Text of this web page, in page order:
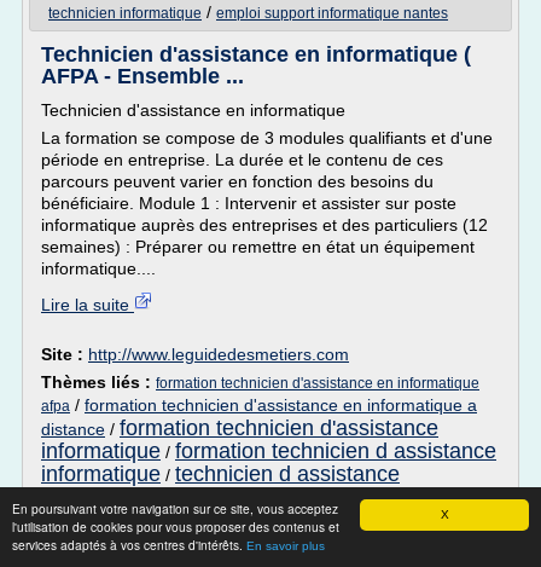
X
En poursuivant votre navigation sur ce site, vous acceptez
l'utilisation de cookies pour vous proposer des contenus et
services adaptés à vos centres d'intérêts. En savoir plus
technicien informatique / emploi support informatique nantes
Technicien d'assistance en informatique (
AFPA - Ensemble ...
Technicien d'assistance en informatique
La formation se compose de 3 modules qualifiants et d'une
période en entreprise. La durée et le contenu de ces
parcours peuvent varier en fonction des besoins du
bénéficiaire. Module 1 : Intervenir et assister sur poste
informatique auprès des entreprises et des particuliers (12
semaines) : Préparer ou remettre en état un équipement
informatique....
Lire la suite
Site : http://www.leguidedesmetiers.com
Thèmes liés : formation technicien d'assistance en informatique
afpa / formation technicien d'assistance en informatique a
distance / formation technicien d'assistance
informatique / formation technicien d assistance
informatique / technicien d assistance
Assistance informatique Meudon la Foret :
Mairie.com